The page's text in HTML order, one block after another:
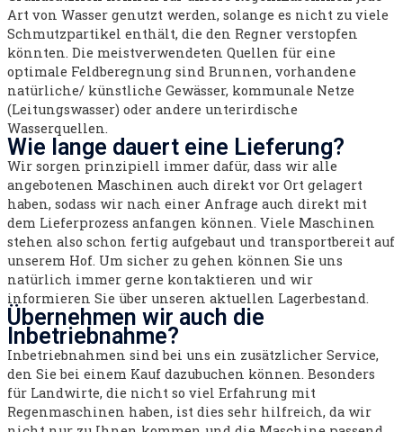
Art von Wasser genutzt werden, solange es nicht zu viele
Schmutzpartikel enthält, die den Regner verstopfen
könnten. Die meistverwendeten Quellen für eine
optimale Feldberegnung sind Brunnen, vorhandene
natürliche/ künstliche Gewässer, kommunale Netze
(Leitungswasser) oder andere unterirdische
Wasserquellen.
Wie lange dauert eine Lieferung?
Wir sorgen prinzipiell immer dafür, dass wir alle
angebotenen Maschinen auch direkt vor Ort gelagert
haben, sodass wir nach einer Anfrage auch direkt mit
dem Lieferprozess anfangen können. Viele Maschinen
stehen also schon fertig aufgebaut und transportbereit auf
unserem Hof. Um sicher zu gehen können Sie uns
natürlich immer gerne kontaktieren und wir
informieren Sie über unseren aktuellen Lagerbestand.
Übernehmen wir auch die
Inbetriebnahme?
Inbetriebnahmen sind bei uns ein zusätzlicher Service,
den Sie bei einem Kauf dazubuchen können. Besonders
für Landwirte, die nicht so viel Erfahrung mit
Regenmaschinen haben, ist dies sehr hilfreich, da wir